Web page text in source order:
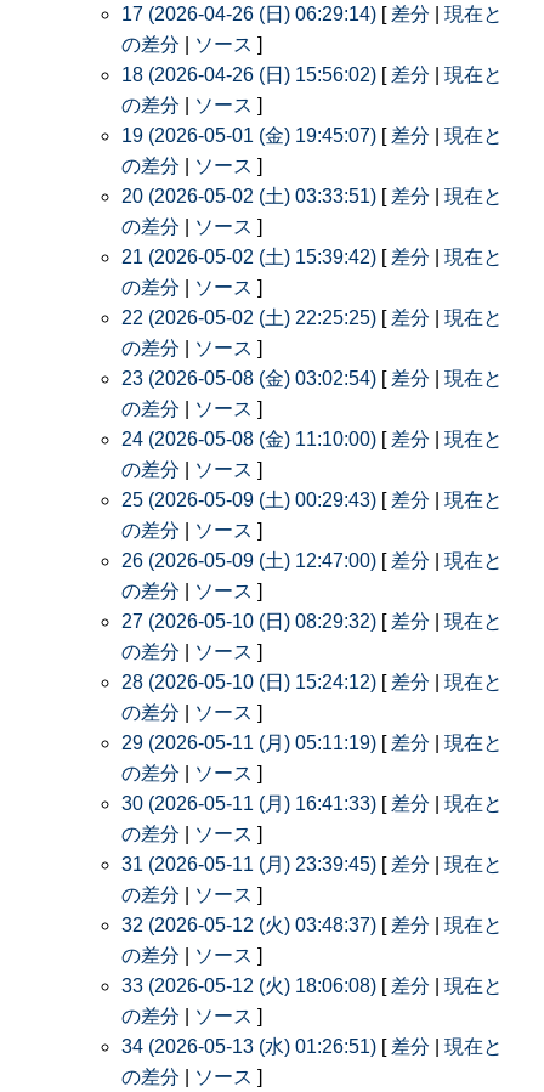
17 (2026-04-26 (日) 06:29:14) [ 差分
現在と
の差分
ソース ]
18 (2026-04-26 (日) 15:56:02) [ 差分
現在と
の差分
ソース ]
19 (2026-05-01 (金) 19:45:07) [ 差分
現在と
の差分
ソース ]
20 (2026-05-02 (土) 03:33:51) [ 差分
現在と
の差分
ソース ]
21 (2026-05-02 (土) 15:39:42) [ 差分
現在と
の差分
ソース ]
22 (2026-05-02 (土) 22:25:25) [ 差分
現在と
の差分
ソース ]
23 (2026-05-08 (金) 03:02:54) [ 差分
現在と
の差分
ソース ]
24 (2026-05-08 (金) 11:10:00) [ 差分
現在と
の差分
ソース ]
25 (2026-05-09 (土) 00:29:43) [ 差分
現在と
の差分
ソース ]
26 (2026-05-09 (土) 12:47:00) [ 差分
現在と
の差分
ソース ]
27 (2026-05-10 (日) 08:29:32) [ 差分
現在と
の差分
ソース ]
28 (2026-05-10 (日) 15:24:12) [ 差分
現在と
の差分
ソース ]
29 (2026-05-11 (月) 05:11:19) [ 差分
現在と
の差分
ソース ]
30 (2026-05-11 (月) 16:41:33) [ 差分
現在と
の差分
ソース ]
31 (2026-05-11 (月) 23:39:45) [ 差分
現在と
の差分
ソース ]
32 (2026-05-12 (火) 03:48:37) [ 差分
現在と
の差分
ソース ]
33 (2026-05-12 (火) 18:06:08) [ 差分
現在と
の差分
ソース ]
34 (2026-05-13 (水) 01:26:51) [ 差分
現在と
の差分
ソース ]